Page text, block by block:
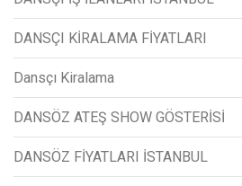
DANSÇI KİRALAMA FİYATLARI
Dansçı Kiralama
DANSÖZ ATEŞ SHOW GÖSTERİSİ
DANSÖZ FİYATLARI İSTANBUL